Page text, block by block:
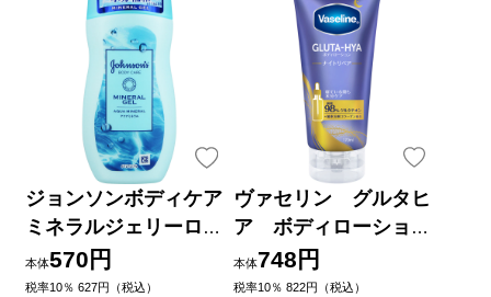
ジョンソンボディケア
ミネラルジェリーロー
ション ２００ｍｌ Ｊ
ＮＴＬコンシューマー
本体570円
税率10％ 627円（税込）
ヴァセリン グルタヒ
ア ボディローショ
ン ナイトリペア １７
０ＭＬ ユニリーバ・ジ
本体748円
税率10％ 822円（税込）